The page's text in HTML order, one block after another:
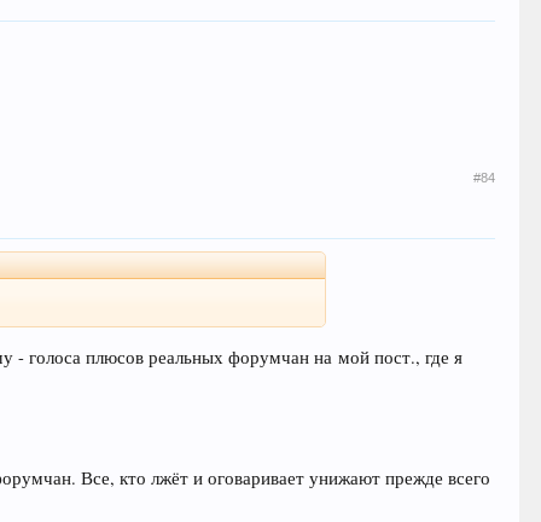
#84
- голоса плюсов реальных форумчан на мой пост., где я
Все, кто лжёт и оговаривает унижают прежде всего